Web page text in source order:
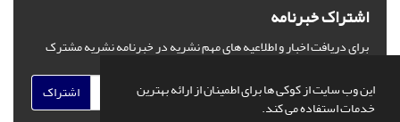
این وب سایت از کوکی ها برای اطمینان از ارائه بهترین
خدمات استفاده می کند.
اشتراک خبرنامه
برای دریافت اخبار و اطلاعیه های مهم نشریه در خبرنامه نشریه مشترک
اشتراک